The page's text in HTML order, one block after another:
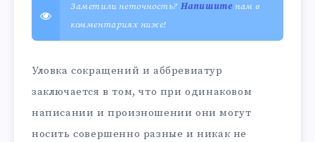
Заметили неточность? Напишитенам в
комментариях ниже!
Уловка сокращений и аббревиатур
заключается в том, что при одинаковом
написании и произношении они могут
носить совершенно разные и никак не